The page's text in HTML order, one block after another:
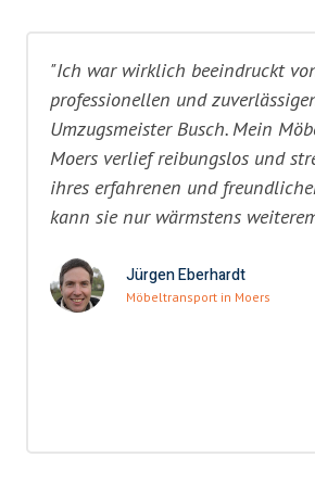
"Ich war wirklich beeindruckt
professionellen und
Umzugsmeister Busch. Mein
Moers verlief reibungslos und
ihres erfahrenen und
kann sie nur wärmstens
Jürgen Eberhardt
Möbeltransport in Moers